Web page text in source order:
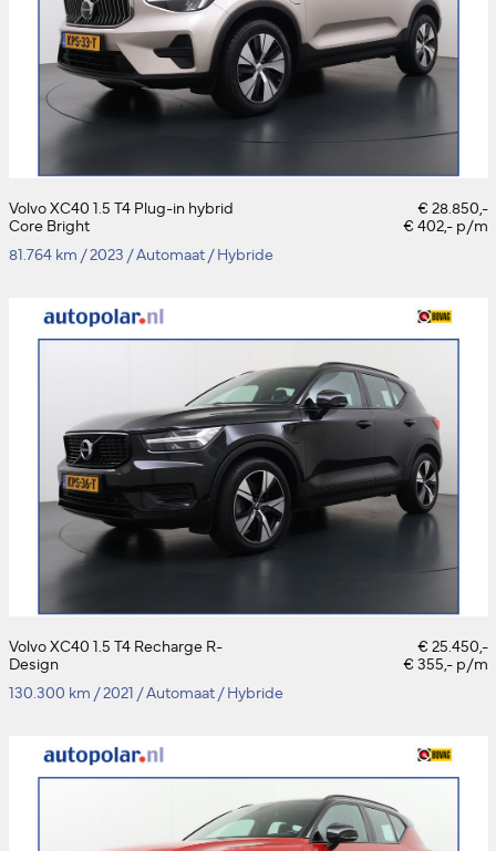
Volvo XC40 1.5 T4 Plug-in hybrid
Core Bright
€ 28.850,-
€ 402,- p/m
81.764 km /2023 /Automaat /Hybride
Volvo XC40 1.5 T4 Recharge R-
Design
€ 25.450,-
€ 355,- p/m
130.300 km /2021 /Automaat /Hybride